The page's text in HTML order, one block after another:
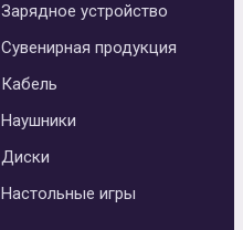
Зарядное устройство
Сувенирная продукция
Кабель
Наушники
Диски
Настольные игры